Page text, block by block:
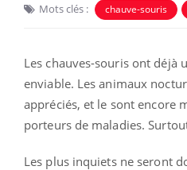
Mots clés : chauve-souris
Les chauves-souris ont déjà
enviable. Les animaux
appréciés, et le sont encore
porteurs de maladies.
Les plus inquiets ne seront